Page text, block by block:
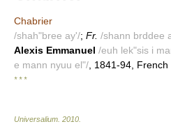
Chabrier
/shah"bree ay'/; Fr. /shann brddee
Alexis Emmanuel /euh lek"sis i
e mann nyuu el"/ , 1841-94,
* * *
Universalium 2010